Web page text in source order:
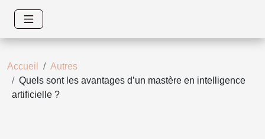
Accueil
Autres
Quels sont les avantages d’un mastère en intelligence
artificielle ?